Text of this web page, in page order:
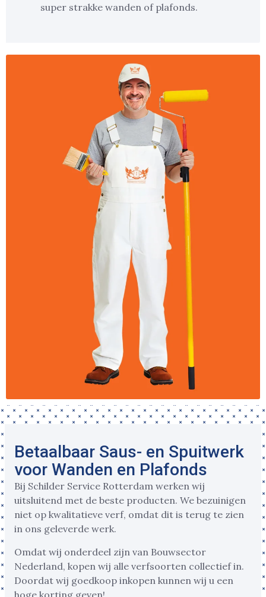
super strakke wanden of plafonds.
Betaalbaar Saus- en Spuitwerk
voor Wanden en Plafonds
Bij Schilder Service Rotterdam werken wij
uitsluitend met de beste producten. We bezuinigen
niet op kwalitatieve verf, omdat dit is terug te zien
in ons geleverde werk.
Omdat wij onderdeel zijn van Bouwsector
Nederland, kopen wij alle verfsoorten collectief in.
Doordat wij goedkoop inkopen kunnen wij u een
hoge korting geven!